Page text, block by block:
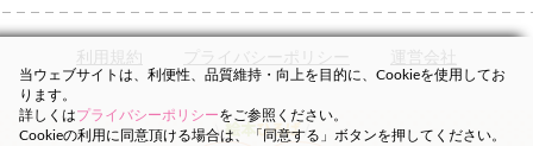
利用規約 プライバシーポリシー 運営会社
当ウェブサイトは、利便性、品質維持・向上を目的に、Cookieを使用してお
ります。
詳しくはプライバシーポリシーをご参照ください。
Cookieの利用に同意頂ける場合は、「同意する」ボタンを押してください。